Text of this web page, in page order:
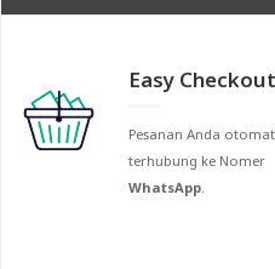
Easy
Pesanan Anda
terhubung ke Nomer
WhatsApp.